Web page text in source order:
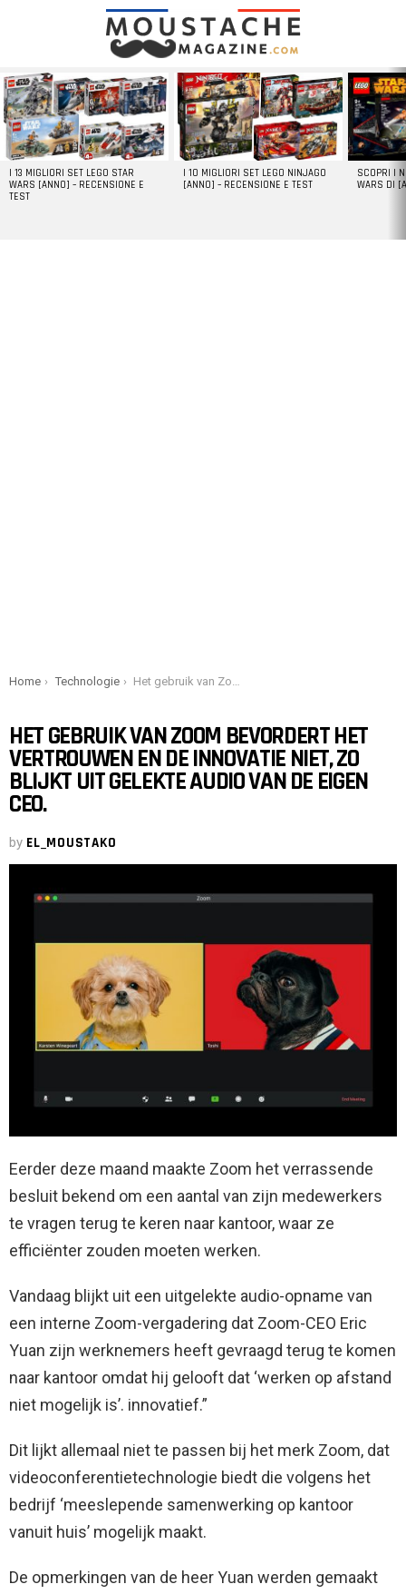
LATEST
STORIES
I 13 MIGLIORI SET LEGO STAR
WARS [ANNO] – RECENSIONE E
TEST
I 10 MIGLIORI SET LEGO NINJAGO
[ANNO] – RECENSIONE E TEST
SCOPRI I
WARS DI
You are here:
Home Technologie Het gebruik van Zoom bevordert het vertrouwen en de innovatie niet, zo blijkt uit gelekte audio van de eigen CEO.
HET GEBRUIK VAN ZOOM BEVORDERT HET
VERTROUWEN EN DE INNOVATIE NIET, ZO
BLIJKT UIT GELEKTE AUDIO VAN DE EIGEN
CEO.
by EL_MOUSTAKO
Eerder deze maand maakte Zoom het verrassende
besluit bekend om een ​​aantal van zijn medewerkers
te vragen terug te keren naar kantoor, waar ze
efficiënter zouden moeten werken.
Vandaag blijkt uit een uitgelekte audio-opname van
een interne Zoom-vergadering dat Zoom-CEO Eric
Yuan zijn werknemers heeft gevraagd terug te komen
naar kantoor omdat hij gelooft dat ‘werken op afstand
niet mogelijk is’. innovatief.”
Dit lijkt allemaal niet te passen bij het merk Zoom, dat
videoconferentietechnologie biedt die volgens het
bedrijf ‘meeslepende samenwerking op kantoor
vanuit huis’ mogelijk maakt.
De opmerkingen van de heer Yuan werden gemaakt